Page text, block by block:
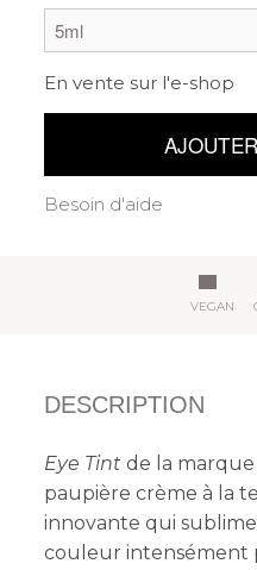
En vente sur l'e-shop
Besoin d'aide
VEGAN
DESCRIPTION
Eye Tintde la marque
paupière crème à la
innovante qui
couleur intensément